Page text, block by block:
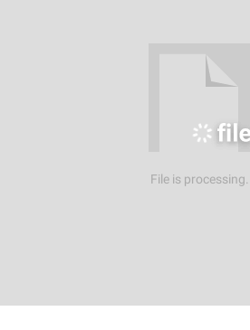
File is processing...